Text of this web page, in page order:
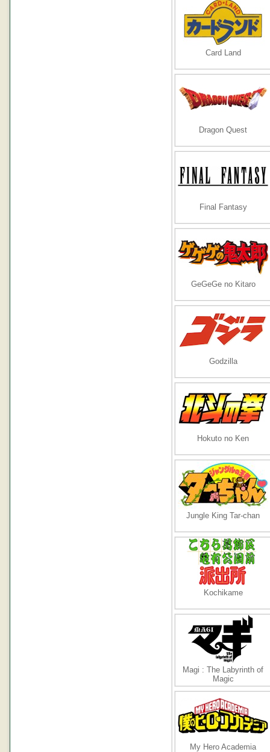
Card Land
Dragon Quest
Final Fantasy
GeGeGe no Kitaro
Godzilla
Hokuto no Ken
Jungle King Tar-chan
Kochikame
Magi : The Labyrinth of
Magic
My Hero Academia